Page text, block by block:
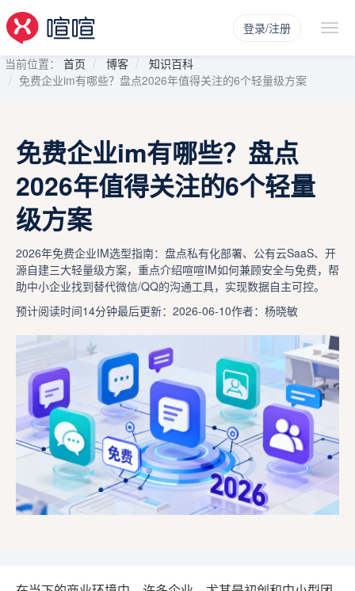
登录/注册
当前位置： 首页 博客
知识百科
免费企业im有哪些？盘点2026年值得关注的6个轻量级方案
免费企业im有哪些？盘点
2026年值得关注的6个轻量
级方案
2026年免费企业IM选型指南：盘点私有化部署、公有云SaaS、开
源自建三大轻量级方案，重点介绍喧喧IM如何兼顾安全与免费，帮
助中小企业找到替代微信/QQ的沟通工具，实现数据自主可控。
预计阅读时间14分钟最后更新：2026-06-10作者：杨晓敏